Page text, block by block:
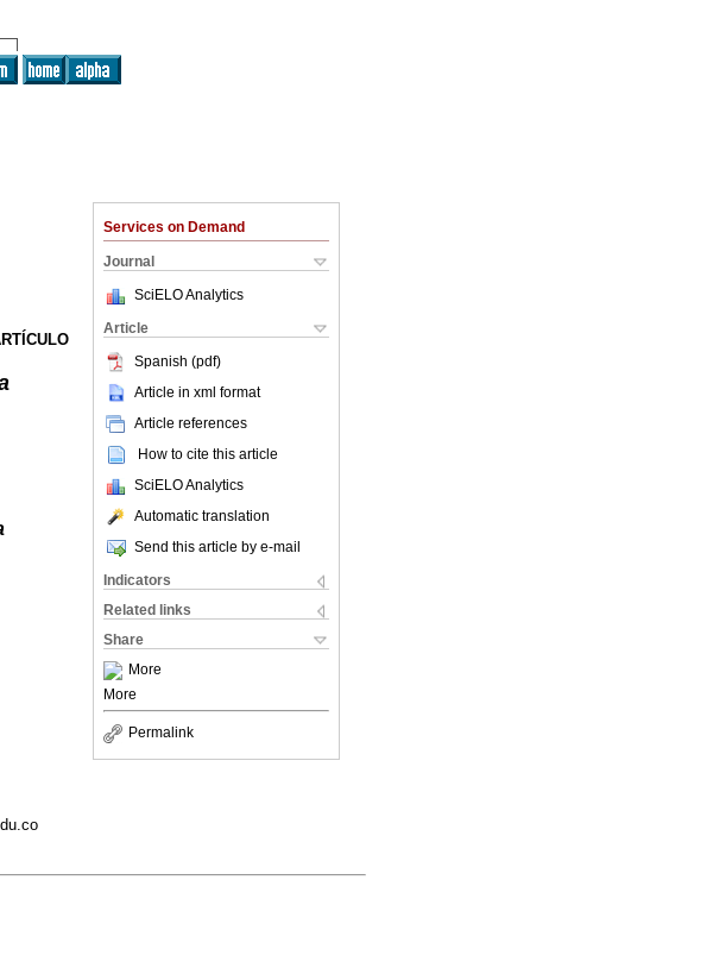
Services on Demand
Journal
SciELO Analytics
Article
Spanish (pdf)
Article in xml format
Article references
How to cite this article
SciELO Analytics
Automatic translation
Send this article by e-mail
Indicators
Related links
Share
More
More
Permalink